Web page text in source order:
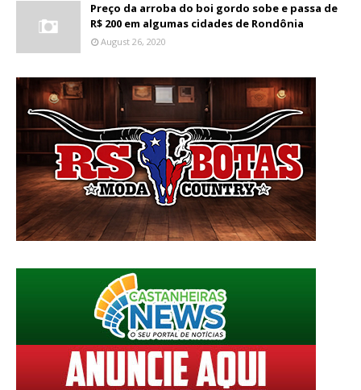
Preço da arroba do boi gordo sobe e passa de
R$ 200 em algumas cidades de Rondônia
August 26, 2020